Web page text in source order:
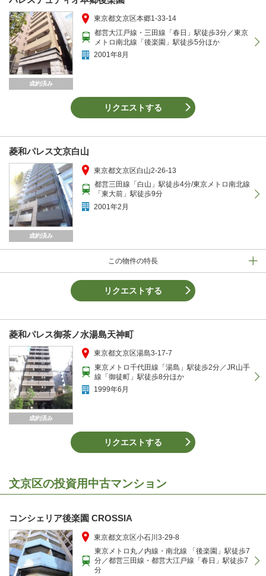
成約済み
東京都文京区本郷1-33-14
都営大江戸線・三田線「春日」駅徒歩3分／東京
メトロ南北線「後楽園」駅徒歩5分ほか
2001年8月
リクエストする
菱和パレス文京白山
成約済み
この物件の特長
東京都文京区白山2-26-13
都営三田線「白山」駅徒歩4分/東京メトロ南北線
「東大前」駅徒歩9分
2001年2月
リクエストする
菱和パレス御茶ノ水湯島天神町
成約済み
東京都文京区湯島3-17-7
東京メトロ千代田線「湯島」駅徒歩2分／JR山手
線「御徒町」駅徒歩8分ほか
1999年6月
リクエストする
文京区の投資用中古マンション
コンシェリア後楽園 CROSSIA
東京都文京区小石川3-29-8
東京メトロ丸ノ内線・南北線 「後楽園」駅徒歩7
分／都営三田線・都営大江戸線「春日」駅徒歩7
分